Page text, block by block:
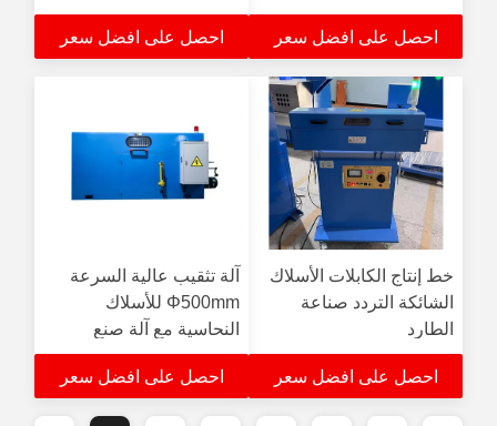
احصل على افضل سعر احصل على افضل سعر
خط إنتاج الكابلات الأسلاك
الشائكة التردد صناعة
الطارد
احصل على افضل سعر
آلة تثقيب عالية السرعة
Φ500mm للأسلاك
النحاسية مع آلة صنع
موصلات الكابلات المجمعة
بنظام PLC
احصل على افضل سعر